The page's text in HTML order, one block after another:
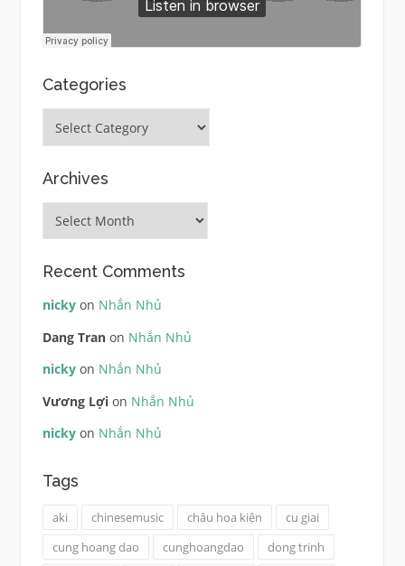
Categories
Archives
Recent Comments
nickyon Nhắn Nhủ
Dang Tranon Nhắn Nhủ
nickyon Nhắn Nhủ
Vương Lợion Nhắn Nhủ
nickyon Nhắn Nhủ
Tags
aki chinesemusic châu hoa kiện
cu giai
cung hoang dao
cunghoangdao
dong trinh